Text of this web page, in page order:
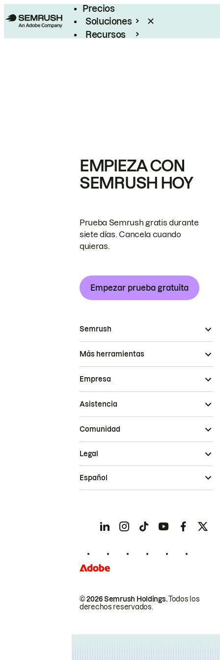
Precios
Soluciones
Recursos
EMPIEZA CON
SEMRUSH HOY
Prueba Semrush gratis durante
siete días. Cancela cuando
quieras.
Empezar prueba gratuita
Semrush
Más herramientas
Empresa
Asistencia
Comunidad
© 2026 Semrush Holdings.Todos los
derechos reservados.
Legal
Español